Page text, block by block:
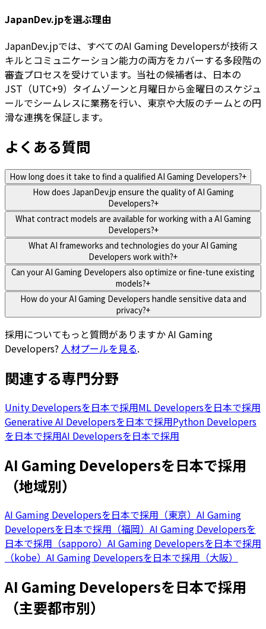
JapanDev.jpを選ぶ理由
JapanDev.jpでは、すべてのAI Gaming Developersが技術ス
キルとコミュニケーション能力の両方をカバーする多段階の
審査プロセスを受けています。当社の候補者は、日本の
JST（UTC+9）タイムゾーンと月曜日から金曜日のスケジュ
ールでシームレスに業務を行い、東京や大阪のチームとの円
滑な連携を保証します。
よくある質問
How long does it take to find a qualified AI Gaming Developers?+
How does JapanDev.jp ensure the quality of AI Gaming
Developers?+
What contract models are available for working with a AI Gaming
Developers?+
What AI frameworks and technologies do your AI Gaming
Developers work with?+
Can your AI Gaming Developers also optimize or fine-tune existing
models?+
How do your AI Gaming Developers handle sensitive data and
privacy?+
採用についてもっと質問がありますかAI Gaming
Developers? 人材プールを見る.
関連する専門分野
Unity Developersを日本で採用ML Developersを日本で採用
Generative AI Developersを日本で採用Python Developers
を日本で採用AI Developersを日本で採用
AI Gaming Developersを日本で採用
（地域別）
AI Gaming Developersを日本で採用（東京） AI Gaming
Developersを日本で採用（福岡） AI Gaming Developersを
日本で採用（sapporo） AI Gaming Developersを日本で採用
（kobe） AI Gaming Developersを日本で採用（大阪）
AI Gaming Developersを日本で採用
（主要都市別）